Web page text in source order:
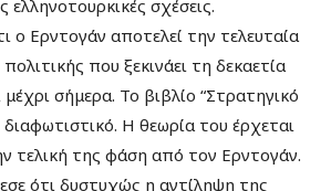
ελληνοτουρκικές σχέσεις.
ο Ερντογάν αποτελεί την τελευταία
που ξεκινάει τη δεκαετία
μέχρι σήμερα. Το βιβλίο “Στρατηγικό
διαφωτιστικό. Η θεωρία του έρχεται
τελική της φάση από τον Ερντογάν.
ότι δυστυχώς η αντίληψη της